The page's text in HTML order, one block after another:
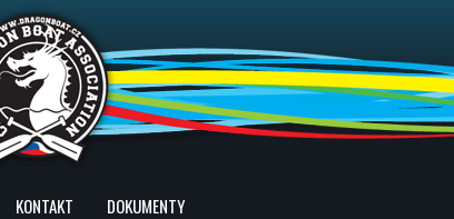
KONTAKT DOKUMENTY